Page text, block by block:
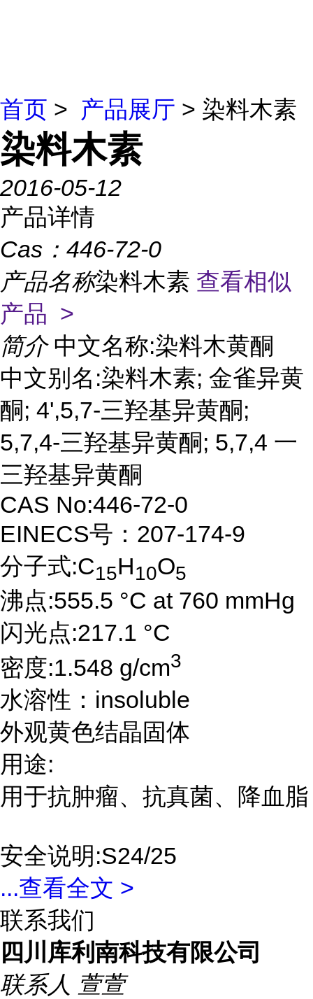
首页 > 产品展厅 > 染料木素
染料木素
2016-05-12
产品详情
Cas： 446-72-0
产品名称染料木素 查看相似
产品 >
简介 中文名称:染料木黄酮
中文别名:染料木素; 金雀异黄
酮; 4',5,7-三羟基异黄酮;
5,7,4-三羟基异黄酮; 5,7,4 一
三羟基异黄酮
CAS No:446-72-0
EINECS号：207-174-9
分子式:C15H10O5
沸点:555.5 °C at 760 mmHg
闪光点:217.1 °C
密度:1.548 g/cm3
水溶性：insoluble
外观黄色结晶固体
用途:
用于抗肿瘤、抗真菌、降血脂
安全说明:S24/25
...查看全文 >
联系我们
四川库利南科技有限公司
联系人 萱萱